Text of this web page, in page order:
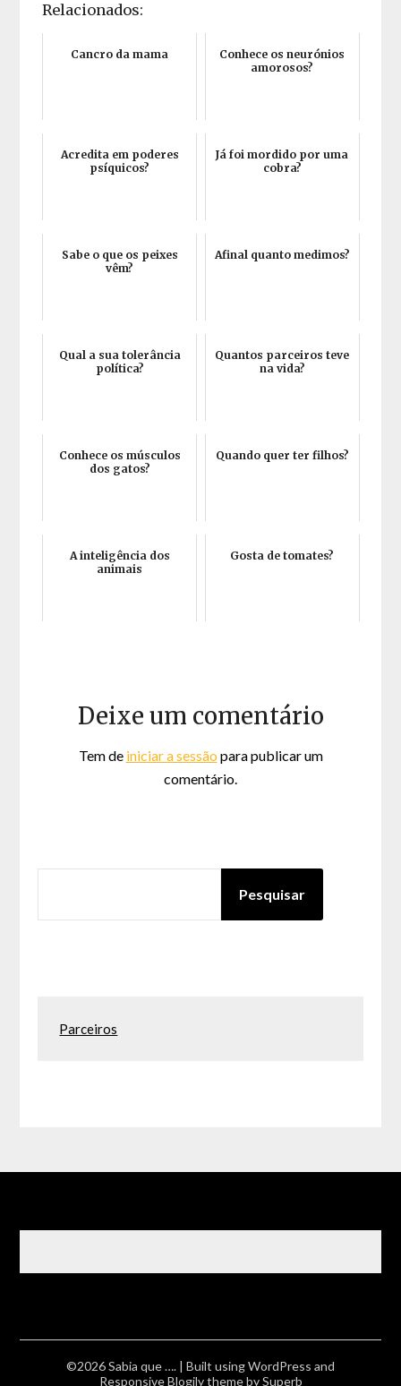
Relacionados:
Cancro da mama
Conhece os neurónios
amorosos?
Acredita em poderes
psíquicos?
Já foi mordido por uma
cobra?
Sabe o que os peixes
vêm?
Afinal quanto medimos?
Qual a sua tolerância
política?
Quantos parceiros teve
na vida?
Conhece os músculos
dos gatos?
Quando quer ter filhos?
A inteligência dos
animais
Gosta de tomates?
Deixe um comentário
Tem de iniciar a sessão para publicar um
comentário.
Pesquisar
Parceiros
©2026 Sabia que …. | Built using WordPress and
Responsive Blogilytheme by Superb